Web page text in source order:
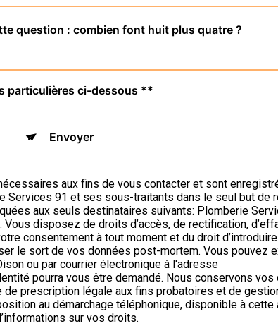
question : combien font huit plus quatre ?
particulières ci-dessous **
Envoyer
aux fins de vous contacter et sont
91 et ses sous-traitants dans le seul but de
aux seuls destinataires suivants: Plomberie
disposez de droits d’accès, de rectification,
consentement à tout moment et du droit
le sort de vos données post-mortem. Vous pouvez
ou par courrier électronique à l'adresse
pourra vous être demandé. Nous conservons vos
prescription légale aux fins probatoires et de
au démarchage téléphonique, disponible à cette
sur vos droits.